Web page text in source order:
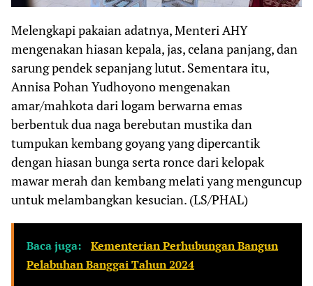
Melengkapi pakaian adatnya, Menteri AHY
mengenakan hiasan kepala, jas, celana panjang, dan
sarung pendek sepanjang lutut. Sementara itu,
Annisa Pohan Yudhoyono mengenakan
amar/mahkota dari logam berwarna emas
berbentuk dua naga berebutan mustika dan
tumpukan kembang goyang yang dipercantik
dengan hiasan bunga serta ronce dari kelopak
mawar merah dan kembang melati yang menguncup
untuk melambangkan kesucian. (LS/PHAL)
Baca juga:
Kementerian Perhubungan Bangun
Pelabuhan Banggai Tahun 2024